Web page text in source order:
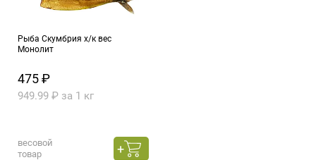
Рыба Скумбрия х/к вес
Монолит
475 ₽
949.99 ₽ за 1 кг
весовой
товар